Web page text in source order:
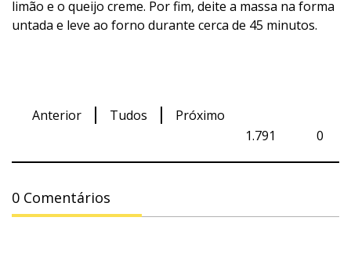
limão e o queijo creme. Por fim, deite a massa na forma
untada e leve ao forno durante cerca de 45 minutos.
Anterior Tudos
Próximo
0
1.791
0 Comentários